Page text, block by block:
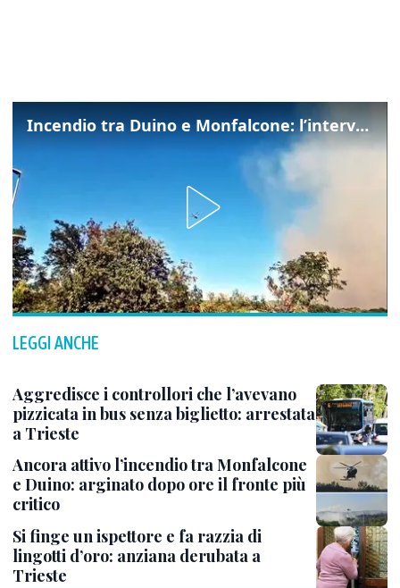
Incendio tra Duino e Monfalcone: l’intervento dei vigili del fuoco
LEGGI ANCHE
Aggredisce i controllori che l’avevano
pizzicata in bus senza biglietto: arrestata
a Trieste
Ancora attivo l’incendio tra Monfalcone
e Duino: arginato dopo ore il fronte più
critico
Si finge un ispettore e fa razzia di
lingotti d’oro: anziana derubata a
Trieste